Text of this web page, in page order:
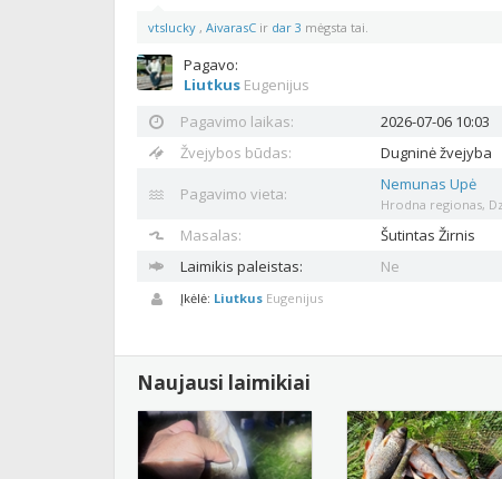
vtslucky , AivarasC ir dar 3 mėgsta tai.
Pagavo:
Liutkus Eugenijus
Pagavimo laikas:
2026-07-06 10:03
Žvejybos būdas:
Dugninė žvejyba
Pagavimo vieta: Nemunas Upė
Hrodna regionas,
Masalas: Šutintas Žirnis
Laimikis paleistas:
Ne
Įkėlė: Liutkus Eugenijus
Naujausi laimikiai